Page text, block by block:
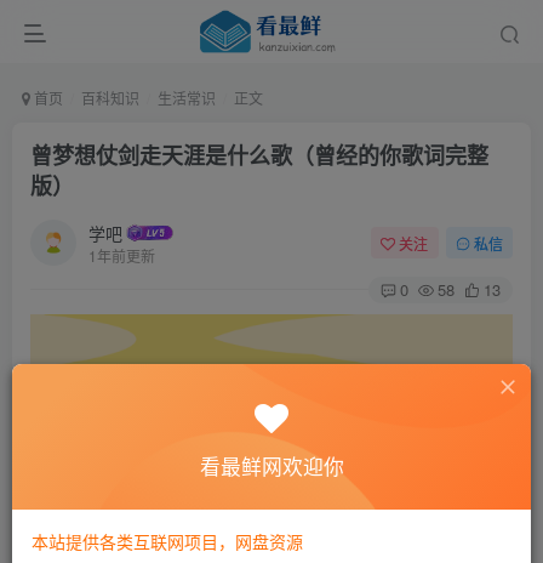
首页 百科知识 生活常识 正文
曾梦想仗剑走天涯是什么歌（曾经的你歌词完整
版）
学吧
1年前更新
关注 私信
0 58 13
看最鲜网欢迎你
本站提供各类互联网项目，网盘资源